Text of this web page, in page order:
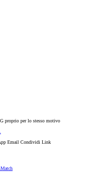
proprio per lo stesso motivo
Email Condividi Link